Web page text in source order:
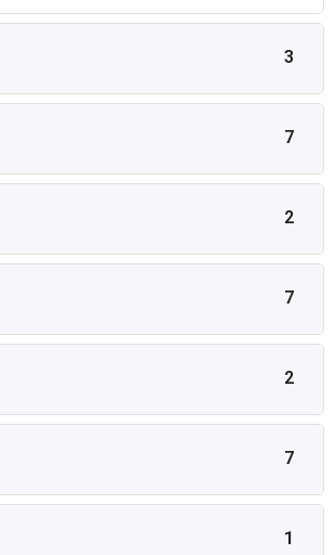
3
7
2
7
2
7
1